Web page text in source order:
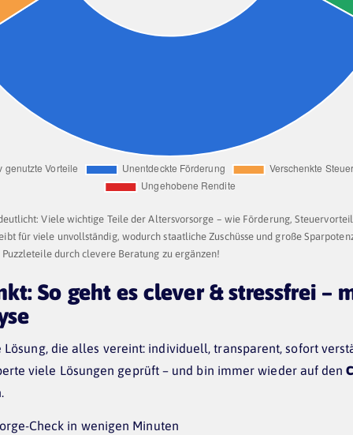
Viele wichtige Teile der Altersvorsorge – wie Förderung,
für viele unvollständig, wodurch staatliche Zuschüsse und große
durch clevere Beratung zu ergänzen!
So geht es clever & stressfrei –
die alles vereint: individuell, transparent, sofort
viele Lösungen geprüft – und bin immer wieder auf den
Check in wenigen Minuten